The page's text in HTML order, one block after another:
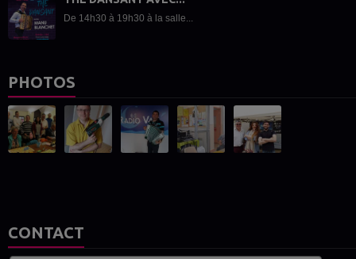
De 14h30 à 19h30 à la salle...
PHOTOS
CONTACT